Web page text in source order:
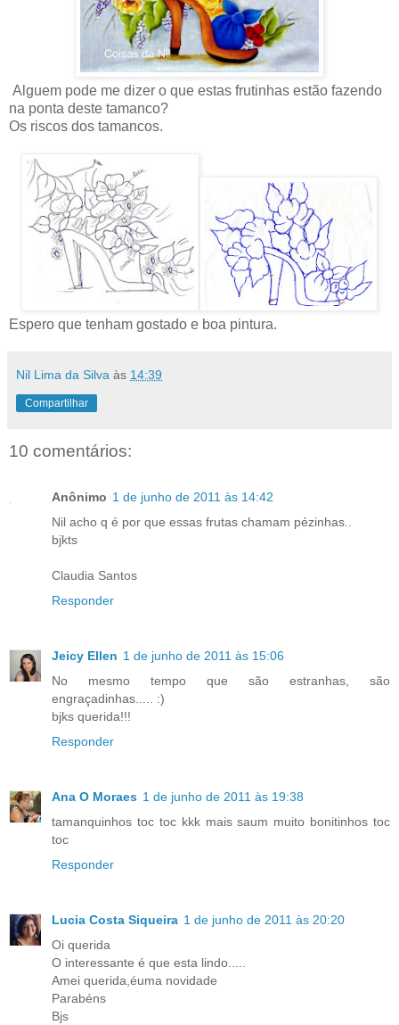
Alguem pode me dizer o que estas frutinhas estão fazendo
na ponta deste tamanco?
Os riscos dos tamancos.
Espero que tenham gostado e boa pintura.
Nil Lima da Silva às 14:39
Compartilhar
10 comentários:
Anônimo 1 de junho de 2011 às 14:42
Nil acho q é por que essas frutas chamam pézinhas..
bjkts
Claudia Santos
Responder
Jeicy Ellen 1 de junho de 2011 às 15:06
No mesmo tempo que são estranhas, são
engraçadinhas..... :)
bjks querida!!!
Responder
Ana O Moraes 1 de junho de 2011 às 19:38
tamanquinhos toc toc kkk mais saum muito bonitinhos toc
toc
Responder
Lucia Costa Siqueira 1 de junho de 2011 às 20:20
Oi querida
O interessante é que esta lindo.....
Amei querida,éuma novidade
Parabéns
Bjs